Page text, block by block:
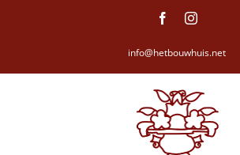
FacebookInstagram
info@hetbouwhuis.net